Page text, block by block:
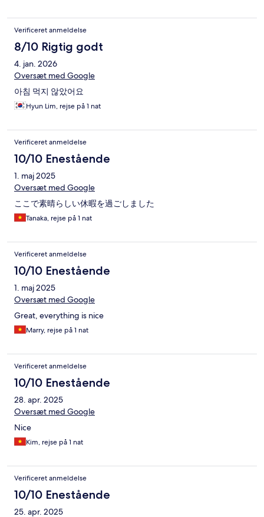
Verificeret anmeldelse
8/10 Rigtig godt
4. jan. 2026
Oversæt med Google
아침 먹지 않았어요
Hyun Lim, rejse på 1 nat
Verificeret anmeldelse
10/10 Enestående
1. maj 2025
Oversæt med Google
ここで素晴らしい休暇を過ごしました
Tanaka, rejse på 1 nat
Verificeret anmeldelse
10/10 Enestående
1. maj 2025
Oversæt med Google
Great, everything is nice
Marry, rejse på 1 nat
Verificeret anmeldelse
10/10 Enestående
28. apr. 2025
Oversæt med Google
Nice
Kim, rejse på 1 nat
Verificeret anmeldelse
10/10 Enestående
25. apr. 2025